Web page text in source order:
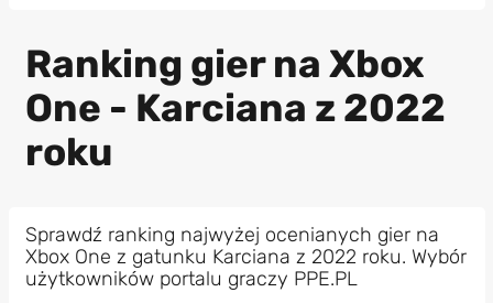
Ranking gier na Xbox
One - Karciana z 2022
roku
Sprawdź ranking najwyżej ocenianych gier na
Xbox One z gatunku Karciana z 2022 roku. Wybór
użytkowników portalu graczy PPE.PL